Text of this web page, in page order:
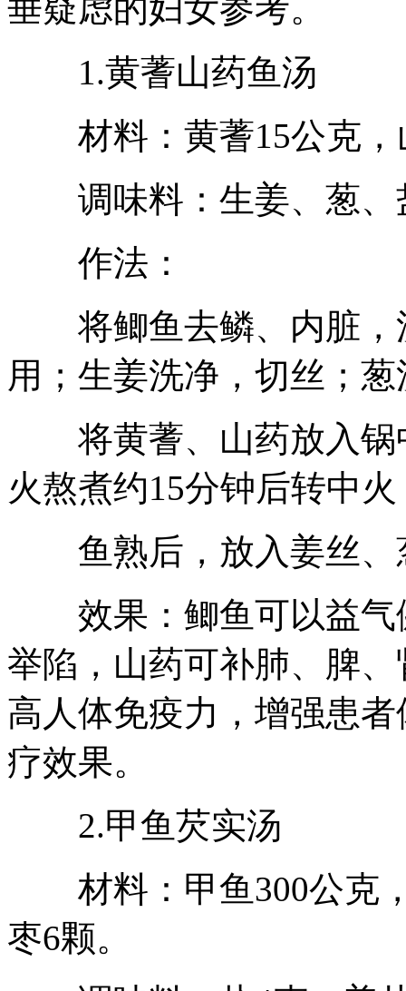
垂疑虑的妇女参考。
1.黄蓍山药鱼汤
材料：黄蓍15公克，
调味料：生姜、葱、
作法：
将鲫鱼去鳞、内脏，
用；生姜洗净，切丝；
将黄蓍、山药放入锅
火熬煮约15分钟后转中
鱼熟后，放入姜丝、
效果：鲫鱼可以益气
举陷，山药可补肺、脾
高人体免疫力，增强患
疗效果。
2.甲鱼芡实汤
材料：甲鱼300公克，
枣6颗。